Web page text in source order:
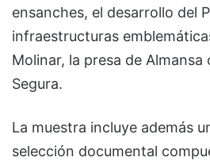
ensanches, el desarrollo del
infraestructuras
Molinar, la presa de Almansa
Segura.
La muestra incluye además
selección documental